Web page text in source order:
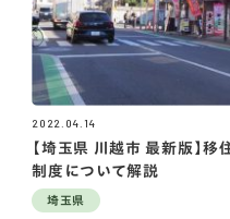
2022.04.14
【埼玉県 川越市 最新版】
制度について解説
埼玉県